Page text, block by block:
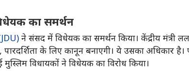
का समर्थन
ने संसद में विधेयक का समर्थन किया। केंद्रीय
के लिए कानून बनाएगी। ये उसका अधिकार है।
विधायकों ने विधेयक का विरोध किया।